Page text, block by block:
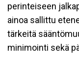
perinteiseen
ainoa sallittu
tärkeitä
minimointi sekä